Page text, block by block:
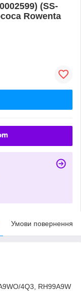
(SS-
Rowenta
Умови повернення
4Q3, RH99A9W